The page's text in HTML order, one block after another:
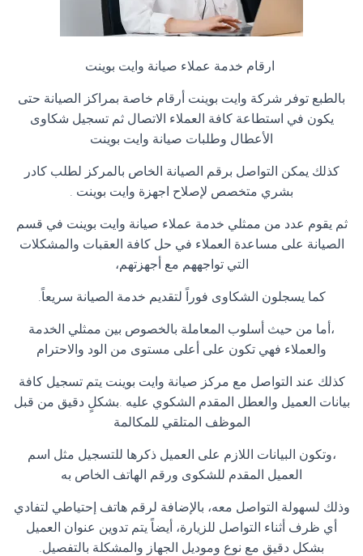
ارقام خدمة عملاء صيانة وايت بوينت
بالطبع توفر شركة وايت بوينت أرقام خاصة بمراكز الصيانة حتى
يكون في استطاعة كافة العملاء الاتصال ثم تسجيل شكاوى
الأعطال وطلبات صيانة وايت بوينت
كذلك يمكن التواصل برقم الصيانة الخاص بالمركز لطلب كادر
بشري متخصص لإصلاح اجهزة وايت بوينت .
ثم يقوم عدد من ممثلي خدمة عملاء صيانة وايت بوينت في قسم
الصيانة على مساعدة العملاء في حل كافة العقبات والمشكلات
التي تواجههم مع أجهزتهم،
كما يسجلون الشكاوى فوراً لتقديم خدمة الصيانة سريعاً.
،أما من حيث أسلوب المعاملة بالخصوص بين ممثلي الخدمة
والعملاء فهي تكون على أعلى مستوى من الود والاحترام
كذلك عند التواصل مع مركز صيانة وايت بوينت يتم تسجيل كافة
بيانات العميل والعطل المقدم الشكوي عليه .بشكلٍ دقيق من قبل
الموظف المتلقي للمكالمة
،وتكون البيانات اللازم على العميل ذكرها للتسجيل مثل اسم
العميل المقدم للشكوى ورقم الهاتف الخاص به
وذلك لسهولة التواصل معه، بالإضافة لرقم هاتف إحتياطي لتفادي
أي ظرف أثناء التواصل للزيارة، أيضاً يتم تدوين عنوان العميل
بشكل دقيق مع نوع وموديل الجهاز والمشكلة بالتفصيل.